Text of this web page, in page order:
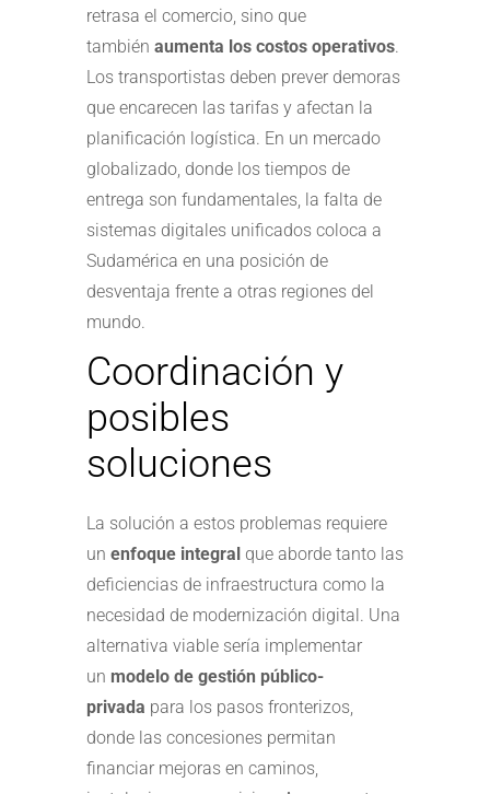
retrasa el comercio, sino que
también aumenta los costos operativos.
Los transportistas deben prever demoras
que encarecen las tarifas y afectan la
planificación logística. En un mercado
globalizado, donde los tiempos de
entrega son fundamentales, la falta de
sistemas digitales unificados coloca a
Sudamérica en una posición de
desventaja frente a otras regiones del
mundo.
Coordinación y
posibles
soluciones
La solución a estos problemas requiere
un enfoque integral que aborde tanto las
deficiencias de infraestructura como la
necesidad de modernización digital. Una
alternativa viable sería implementar
un modelo de gestión público-
privada para los pasos fronterizos,
donde las concesiones permitan
financiar mejoras en caminos,